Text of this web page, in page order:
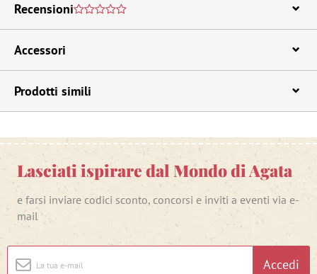
Recensioni
Accessori
Prodotti simili
Lasciati ispirare dal Mondo di Agata
e farsi inviare codici sconto, concorsi e inviti a eventi via e-
mail
Accedi